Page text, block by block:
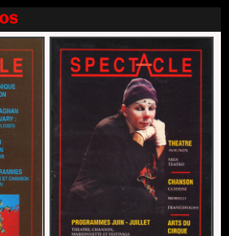
Garraud et Olivier Saccomano à la
d'espaces : les lauréats 2026